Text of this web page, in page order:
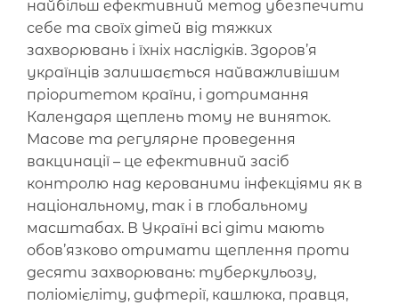
найбільш ефективний метод убезпечити
себе та своїх дітей від тяжких
захворювань і їхніх наслідків. Здоров’я
українців залишається найважливішим
пріоритетом країни, і дотримання
Календаря щеплень тому не виняток.
Масове та регулярне проведення
вакцинації – це ефективний засіб
контролю над керованими інфекціями як в
національному, так і в глобальному
масштабах. В Україні всі діти мають
обов’язково отримати щеплення проти
десяти захворювань: туберкульозу,
поліомієліту, дифтерії, кашлюка, правця,